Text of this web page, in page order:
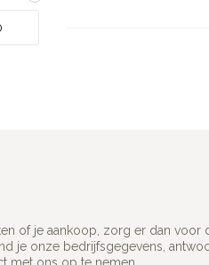
of je aankoop, zorg er dan voor
je onze bedrijfsgegevens,
met ons op te nemen.